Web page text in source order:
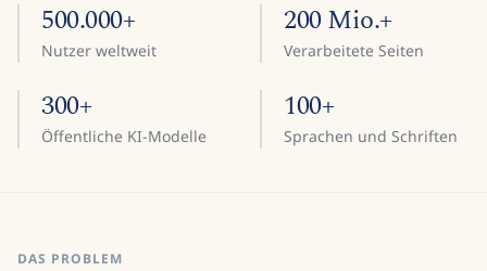
500.000+
Nutzer weltweit
200 Mio.+
Verarbeitete Seiten
300+
Öffentliche KI-Modelle
100+
Sprachen und Schriften
DAS PROBLEM